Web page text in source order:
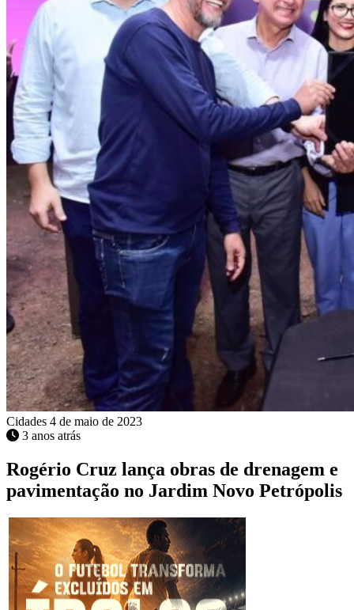
Cidades 4 de maio de 2023
3 anos atrás
Rogério Cruz lança obras de drenagem e
pavimentação no Jardim Novo Petrópolis